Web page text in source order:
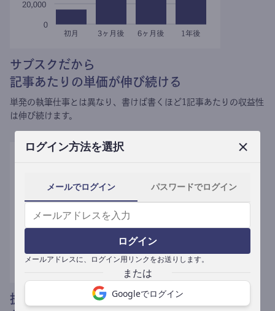
ログイン方法を選択
メールでログイン パスワードでログイン
ログイン
メールアドレスに、ログイン用リンクをお送りします。
Googleでログイン
サブスクだから
記事あたりの単価が伸び続ける
単発の執筆仕事とは異なり、 書けば書くほど1記事あたりの収益性
は伸び続けます。
提携媒体による記事買い取りで